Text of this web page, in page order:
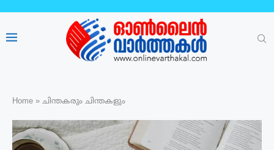
Home » ചിന്തകരും ചിന്തകളും